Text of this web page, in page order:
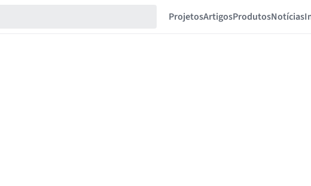
ProjetosArtigosProdutosNotícias